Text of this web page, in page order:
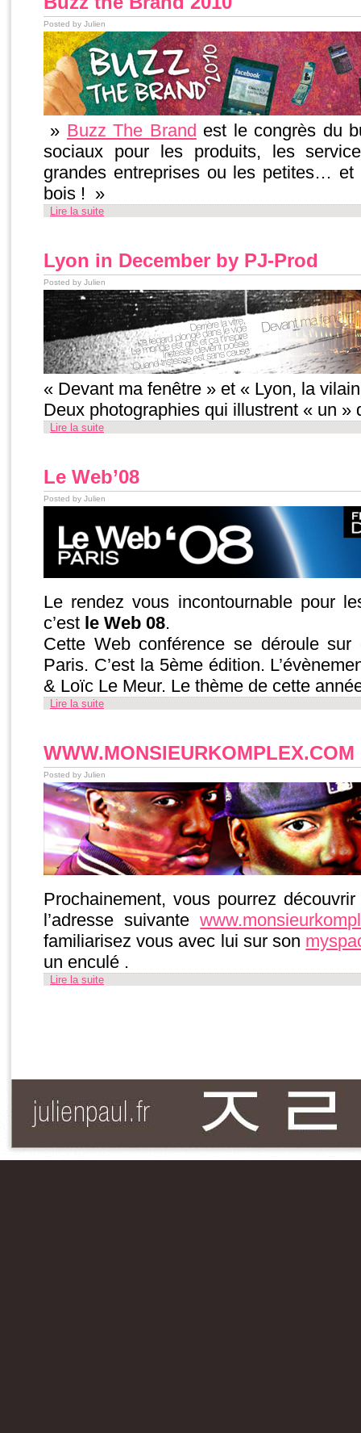
Posted by Julien
» Buzz The Brand est le congrès du
sociaux pour les produits, les
grandes entreprises ou les petites…
bois ! »
Lire la suite
Lyon in December by PJ-Prod
Posted by Julien
« Devant ma fenêtre » et « Lyon, la
Deux photographies qui illustrent « un »
Lire la suite
Le Web’08
Posted by Julien
Le rendez vous incontournable pour
c’est le Web 08.
Cette Web conférence se déroule
Paris. C’est la 5ème édition.
& Loïc Le Meur. Le thème de cette
Lire la suite
WWW.MONSIEURKOMPLEX.COM
Posted by Julien
Prochainement, vous pourrez
l’adresse suivante
familiarisez vous avec lui sur son
un enculé .
Lire la suite